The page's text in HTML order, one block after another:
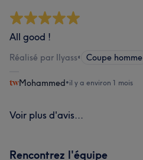
All good !
Réalisé par Ilyass• Coupe homme
Mohammed•il y a environ 1 mois
Voir plus d'avis...
Rencontrez l'équipe